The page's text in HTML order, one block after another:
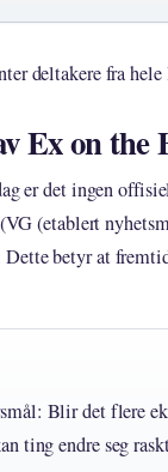
deltakere fra hele
Ex on the
er det ingen
(etablert
betyr at
Blir det flere
ting endre seg